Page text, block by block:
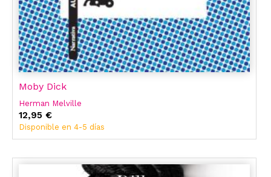
Moby Dick
Herman Melville
12,95 €
Disponible en 4-5 días